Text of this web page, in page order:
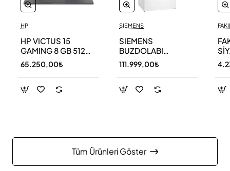
HP
HP VICTUS 15
GAMING 8 GB 512
GB SSD LAPTOP
FA0011NT 80D33EA
65.250,00₺
SIEMENS
SIEMENS
BUZDOLABI
KG86NCWE0N
111.999,00₺
Tüm Ürünleri Göster